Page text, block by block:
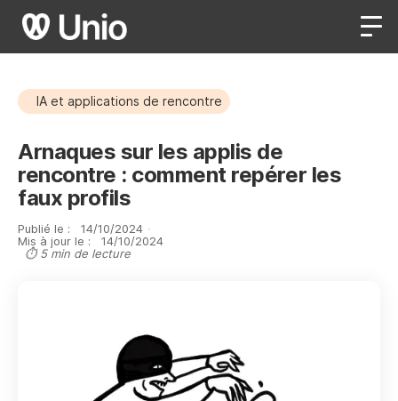
IA et applications de rencontre
Arnaques sur les applis de
rencontre : comment repérer les
faux profils
Publié le : 14/10/2024 ·
Mis à jour le :
14/10/2024
⏱ 5 min de lecture